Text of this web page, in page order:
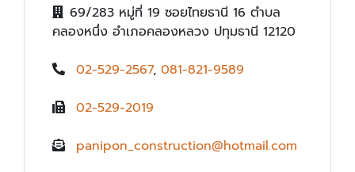
69/283 หมู่ที่ 19 ซอยไทยธานี 16 ตำบล
คลองหนึ่ง อำเภอคลองหลวง ปทุมธานี 12120
02-529-2567, 081-821-9589
02-529-2019
panipon_construction@hotmail.com